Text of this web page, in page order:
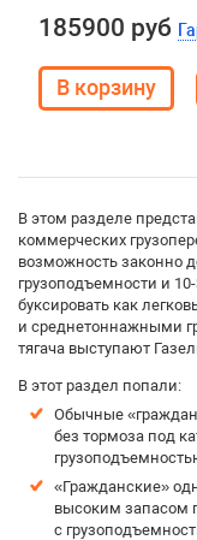
185900 руб
В этом разделе
коммерческих
возможность законно
грузоподъемности и
буксировать как
и среднетоннажными
тягача выступают
В этот раздел попали:
Обычные
без тормоза под
«Гражданские»
высоким запасом
с